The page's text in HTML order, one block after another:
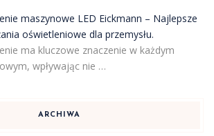
maszynowe LED Eickmann – Najlepsze
oświetleniowe dla przemysłu.
ma kluczowe znaczenie w każdym
wpływając nie …
ARCHIWA